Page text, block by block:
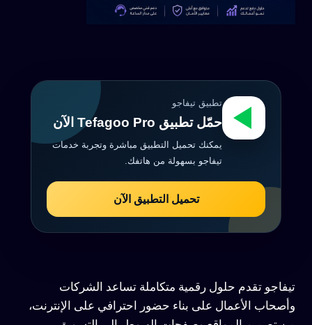
تطبيق تيفاجو
حمّل تطبيق Tefagoo Pro الآن
يمكنك تحميل التطبيق مباشرة وتجربة خدمات
تيفاجو بسهولة من هاتفك.
تحميل التطبيق الآن
تيفاجو تقدم حلول رقمية متكاملة تساعد الشركات
وأصحاب الأعمال على بناء حضور احترافي على الإنترنت،